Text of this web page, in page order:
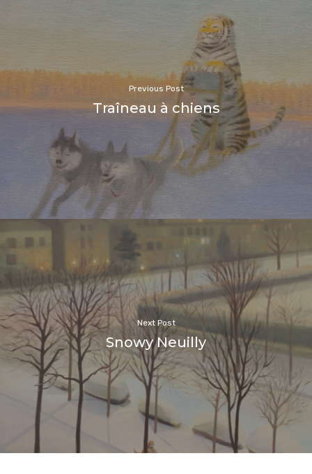
Previous Post
Traîneau à chiens
Next Post
Snowy Neuilly